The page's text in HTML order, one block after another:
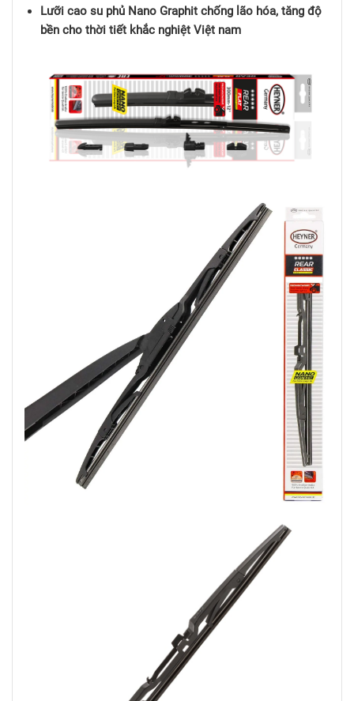
Lưỡi cao su phủ Nano Graphit chống lão hóa, tăng độ
bền cho thời tiết khắc nghiệt Việt nam